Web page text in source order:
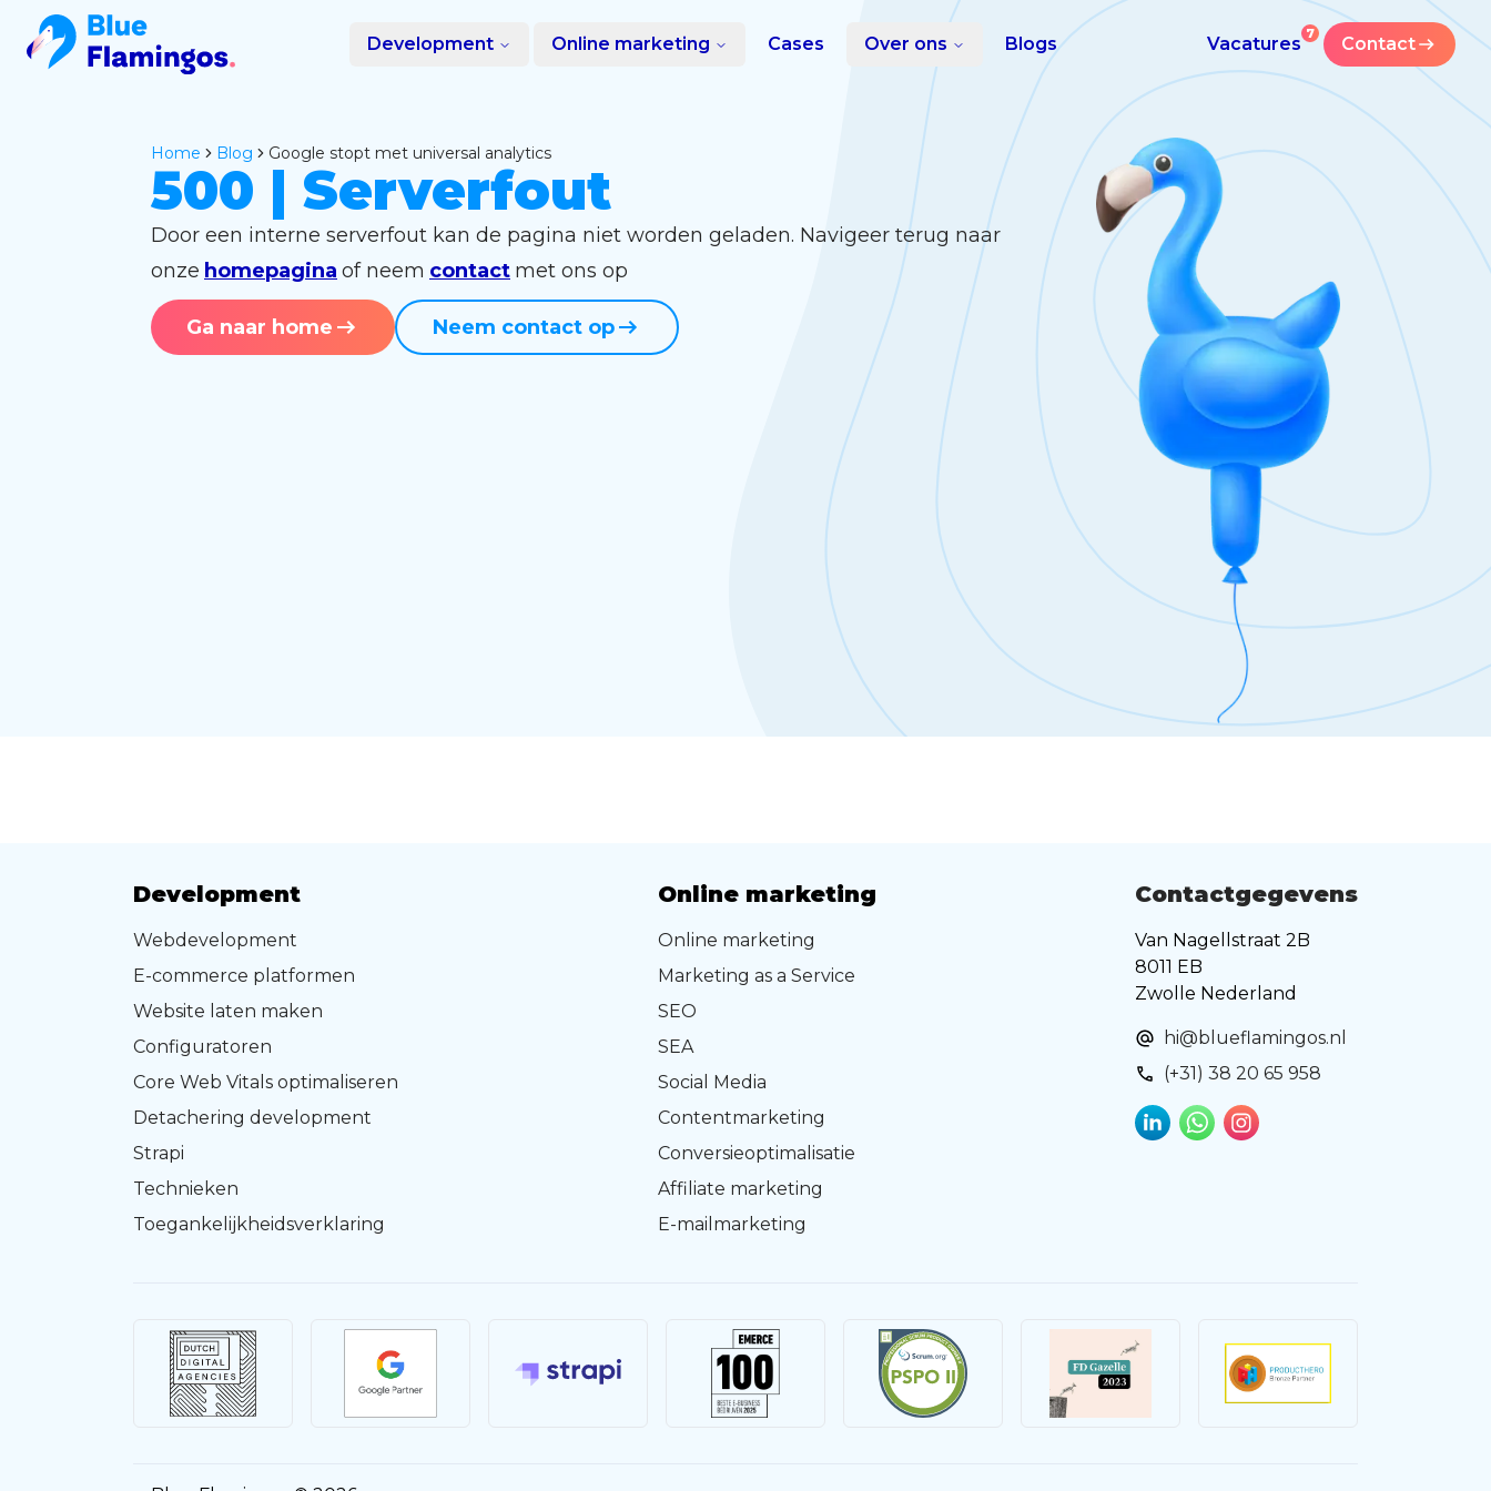
Development Online marketing Cases Over ons Blogs Vacatures
7
Contact
Home blog google stopt met universal analytics
500 | Serverfout
Door een interne serverfout kan de pagina niet worden geladen. Navigeer terug naar
onze homepagina of neem contact met ons op
Ga naar home Neem contact op
Development
Webdevelopment
E-commerce platformen
Website laten maken
Configuratoren
Core Web Vitals optimaliseren
Detachering development
Strapi
Technieken
Toegankelijkheidsverklaring
Online marketing
Online marketing
Marketing as a Service
SEO
SEA
Social Media
Contentmarketing
Conversieoptimalisatie
Affiliate marketing
E-mailmarketing
Contactgegevens
Van Nagellstraat 2B
8011 EB
Zwolle Nederland
hi@blueflamingos.nl
(+31) 38 20 65 958